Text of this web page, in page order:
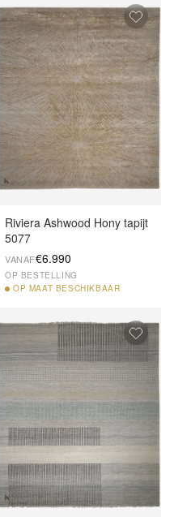
Riviera Ashwood Hony tapijt
5077
VANAF€6.990
OP BESTELLING
OP MAAT BESCHIKBAAR